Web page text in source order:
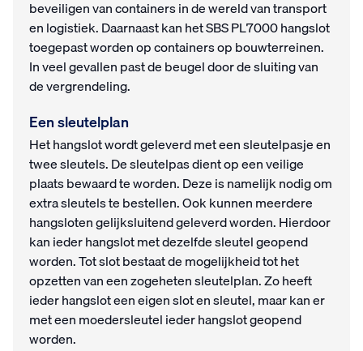
beveiligen van containers in de wereld van transport
en logistiek. Daarnaast kan het SBS PL7000 hangslot
toegepast worden op containers op bouwterreinen.
In veel gevallen past de beugel door de sluiting van
de vergrendeling.
Een sleutelplan
Het hangslot wordt geleverd met een sleutelpasje en
twee sleutels. De sleutelpas dient op een veilige
plaats bewaard te worden. Deze is namelijk nodig om
extra sleutels te bestellen. Ook kunnen meerdere
hangsloten gelijksluitend geleverd worden. Hierdoor
kan ieder hangslot met dezelfde sleutel geopend
worden. Tot slot bestaat de mogelijkheid tot het
opzetten van een zogeheten sleutelplan. Zo heeft
ieder hangslot een eigen slot en sleutel, maar kan er
met een moedersleutel ieder hangslot geopend
worden.